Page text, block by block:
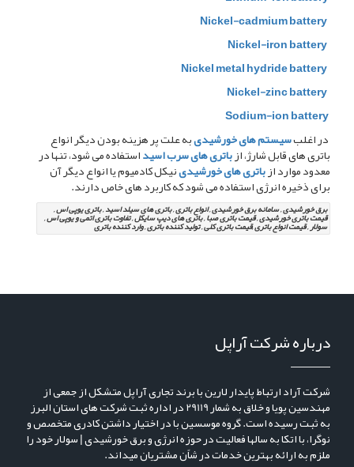
در اغلبسیستم های خورشیدیبه علت پر هزینه بودن دیگر انواع
باتری های قابل شارژ، ازباتری های سرب اسیداستفاده می شود، تنها در
معدود موارد ازباتری های خورشیدینیکل کادمیوم یا انواع دیگر آن
برای ذخیره انرژی استفاده می شود که کاربرد های خاص دارند.
برق خورشیدی , سامانه برق خورشیدی , انواع باتری , باتری های سیلد اسید , باتری یوپی اس ,
قیمت باتری خورشیدی , قیمت باتری صبا , باتری های دیپ سایکل , تفاوت باتری اتمی و یوپی اس ,
سولار , قیمت انواع باتری ,قیمت باتری کلی , تولید کننده باتری , وارد کننده باتری
درباره شرکت آراپل
شرکت آراد ارتباط پایدار لارین با برند تجاری آراپل متشکل از جمعی از
مهندسین پویا و خلاق به شمار 29119 در اداره ثبت شرکت های استان البرز
به ثبت رسیده است. گروه موسسین با در اختیار داشتن کادری متخصص و
نوگرا، با اتکا به سالها فعالیت در حوزه انرژی و برق خورشیدی | سولار خود را
ملزم به ارائه بهترین خدمات در شاًن مشتریان میداند.